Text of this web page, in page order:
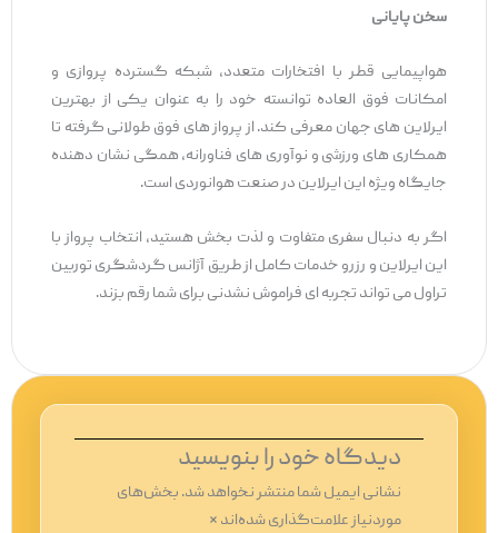
سخن پایانی
هواپیمایی قطر با افتخارات متعدد، شبکه گسترده پروازی و
امکانات فوق ‌العاده توانسته خود را به‌ عنوان یکی از بهترین
ایرلاین ‌های جهان معرفی کند. از پرواز های فوق ‌طولانی گرفته تا
همکاری ‌های ورزشی و نوآوری‌ های فناورانه، همگی نشان ‌دهنده
جایگاه ویژه این ایرلاین در صنعت هوانوردی است.
اگر به دنبال سفری متفاوت و لذت ‌بخش هستید، انتخاب پرواز با
این ایرلاین و رزرو خدمات کامل از طریق آژانس گردشگری توربین
تراول می ‌تواند تجربه ‌ای فراموش ‌نشدنی برای شما رقم بزند.
دیدگاه‌ خود را بنویسید
نشانی ایمیل شما منتشر نخواهد شد.بخش‌های
موردنیاز علامت‌گذاری شده‌اند*